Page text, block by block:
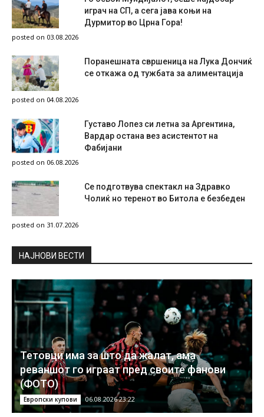
играч на СП, а сега јава коњи на
Дурмитор во Црна Гора!
posted on 03.08.2026
Поранешната свршеница на Лука Дончиќ
се откажа од тужбата за алиментација
posted on 04.08.2026
Густаво Лопез си летна за Аргентина,
Вардар остана вез асистентот на
Фабијани
posted on 06.08.2026
Се подготвува спектакл на Здравко
Чолиќ но теренот во Битола е безбеден
posted on 31.07.2026
НAЈНОВИ ВЕСТИ
Тетовци има за што да жалат, ама
реваншот го играат пред своите фанови
(ФОТО)
Европски купови 06.08.2026 23:22